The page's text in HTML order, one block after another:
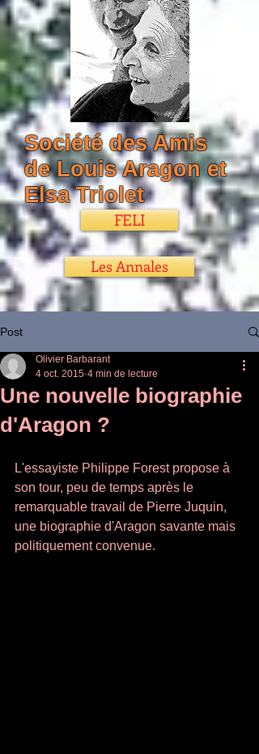
Société des Amis
de Louis Aragon et
Elsa Triolet
FELI
Les Annales
Post
Une nouvelle biographie
d'Aragon ?
Olivier Barbarant
4 oct. 2015 4 min de lecture
L'essayiste Philippe Forest propose à
son tour, peu de temps après le
remarquable travail de Pierre Juquin,
une biographie d'Aragon savante mais
politiquement convenue.